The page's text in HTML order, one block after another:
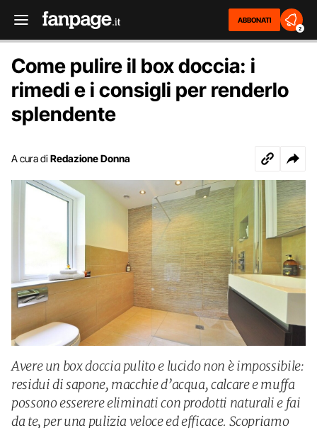
ABBONATI
2
Come pulire il box doccia: i
rimedi e i consigli per renderlo
splendente
A cura di Redazione Donna
Avere un box doccia pulito e lucido non è impossibile:
residui di sapone, macchie d’acqua, calcare e muffa
possono esserere eliminati con prodotti naturali e fai
da te, per una pulizia veloce ed efficace. Scopriamo